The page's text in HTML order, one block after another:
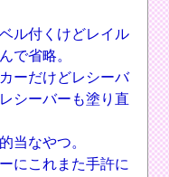
ル付くけどレイル
で省略。
ーだけどレシーバ
シーバーも塗り直
当なやつ。
にこれまた手許に